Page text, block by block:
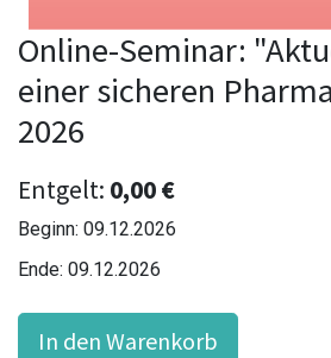
Online-Seminar:
einer sicheren
2026
Entgelt: 0,00€
Beginn: 09.12.2026
Ende: 09.12.2026
In den Warenkorb